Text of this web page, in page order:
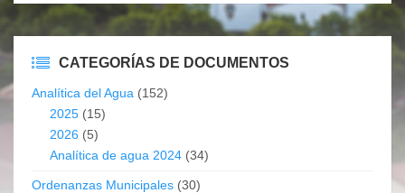
CATEGORÍAS DE DOCUMENTOS
Analítica del Agua (152)
2025 (15)
2026 (5)
Analítica de agua 2024 (34)
Ordenanzas Municipales (30)